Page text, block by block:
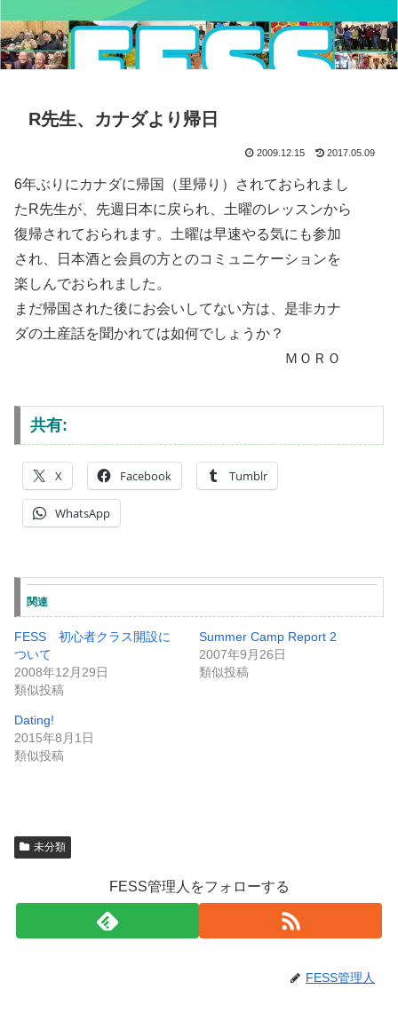
R先生、カナダより帰日
2009.12.15 2017.05.09
6年ぶりにカナダに帰国（里帰り）されておられまし
たR先生が、先週日本に戻られ、土曜のレッスンから
復帰されておられます。土曜は早速やる気にも参加
され、日本酒と会員の方とのコミュニケーションを
楽しんでおられました。
まだ帰国された後にお会いしてない方は、是非カナ
ダの土産話を聞かれては如何でしょうか？
ＭＯＲＯ
共有:
X Facebook Tumblr
WhatsApp
関連
FESS 初心者クラス開設に
ついて
2008年12月29日
類似投稿
Summer Camp Report 2
2007年9月26日
類似投稿
Dating!
2015年8月1日
類似投稿
未分類
FESS管理人をフォローする
FESS管理人